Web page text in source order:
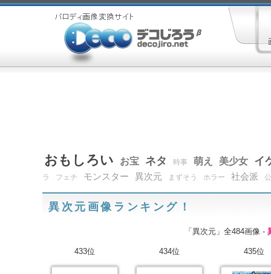
おもしろい お宝 ネタ 時事 萌え 美少女 イ
ラ フェチ モンスター 異次元 まずそう ホラー 社会派
異次元画像ランキング！
「異次元」全484画像 -
433位 434位 435位